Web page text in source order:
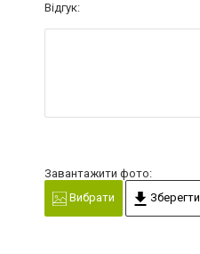
Відгук:
Завантажити фото:
Вибрати
Зберегти